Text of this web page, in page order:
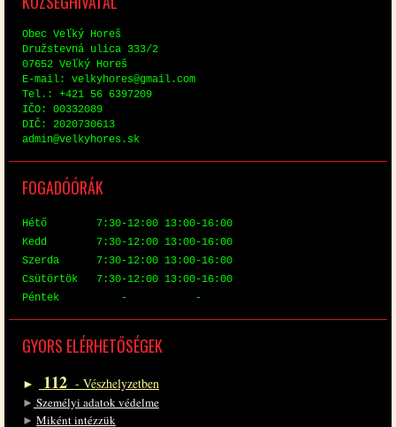
Obec Veľký Horeš
Družstev­ná uli­ca 333/2
07652 Veľký Horeš
E-mail: vel­ky­hores@​gmail.​com
Tel.: +421 56 6397209
IČO: 00332089
DIČ: 2020730613
ad­min@​vel​kyho​res.​sk
FO­GA­DÓ­ÓRÁK
Hé­tő 7:30-12:00 13:00-16:00
Kedd 7:30-12:00 13:00-16:00
Szer­da 7:30-12:00 13:00-16:00
Csü­tör­tök 7:30-12:00 13:00-16:00
Pén­tek - -
GYORS EL­ÉR­HE­TŐ­SÉ­GEK
► 112 - Vész­hely­zet­ben
► Sze­mé­lyi ada­tok vé­del­me
► Mi­ként in­téz­zük